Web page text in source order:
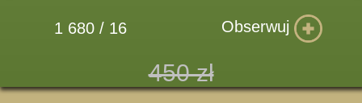
1 680 / 16 Obserwuj
450 zł